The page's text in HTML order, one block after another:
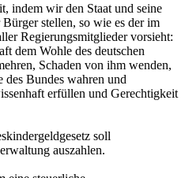
indem wir den Staat und seine
stellen, so wie es der im
Regierungsmitglieder vorsieht:
dem Wohle des deutschen
Schaden von ihm wenden,
des Bundes wahren und
erfüllen und Gerechtigkeit
soll
auszahlen.